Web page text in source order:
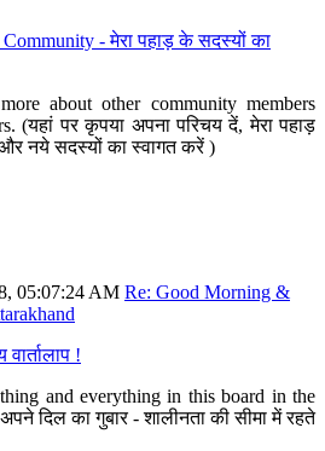
- मेरा पहाड़ के सदस्यों का
about other community members
(यहां पर कृपया अपना परिचय दें, मेरा पहाड़
नये सदस्यों का स्वागत करें )
05:07:24 AM Re: Good Morning &
!
and everything in this board in the
दिल का गुबार - शालीनता की सीमा में रहते